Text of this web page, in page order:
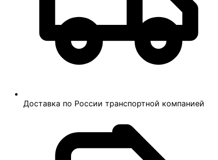
Доставка по России транспортной компанией